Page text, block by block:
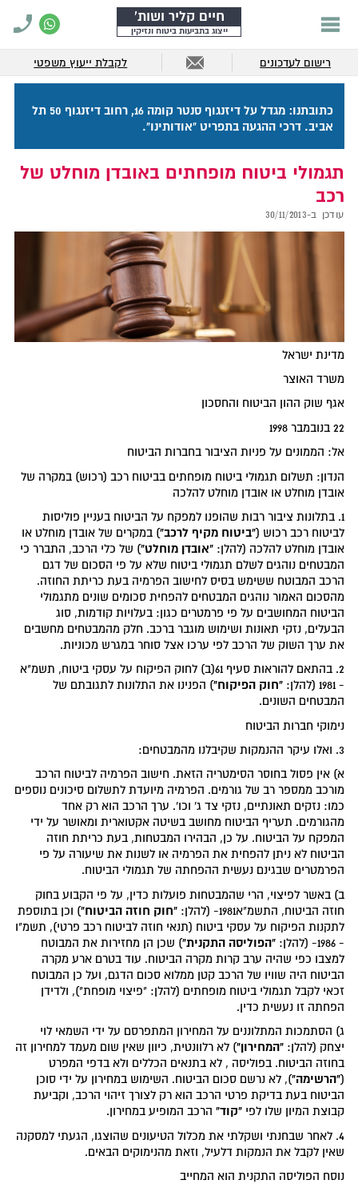
חיים קליר ושות'
ייצוג בתביעות ביטוח ונזיקין
רישום לעדכונים לקבלת ייעוץ משפטי
כתובתנו: מגדל על דיזנגוף סנטר קומה 16, רחוב דיזנגוף 50 תל
אביב. דרכי ההגעה בתפריט "אודותינו".
תגמולי ביטוח מופחתים באובדן מוחלט של
רכב
עודכן ב-30/11/2013
מדינת ישראל
משרד האוצר
אגף שוק ההון הביטוח והחסכון
22 בנובמבר 1998
אל: הממונים על פניות הציבור בחברות הביטוח
הנדון: תשלום תגמולי ביטוח מופחתים בביטוח רכב (רכוש) במקרה של
אובדן מוחלט או אובדן מוחלט להלכה
1. בתלונות ציבור רבות שהופנו למפקח על הביטוח בעניין פוליסות
לביטוח רכב רכוש ("ביטוח מקיף לרכב") במקרים של אובדן מוחלט או
אובדן מוחלט להלכה (להלן:"אובדן מוחלט") של כלי הרכב, התברר כי
המבטחים נוהגים לשלם תגמולי ביטוח שלא על פי הסכום של דגם
הרכב המבוטח ששימש בסיס לחישוב הפרמיה בעת כריתת החוזה.
מהסכום האמור נוהגים המבטחים להפחית סכומים שונים מתגמולי
הביטוח המחושבים על פי פרמטרים כגון: בעלויות קודמות, סוג
הבעלים, נזקי תאונות ושימוש מוגבר ברכב. חלק מהמבטחים מחשבים
את ערך השוק של הרכב לפי ערכו אצל סוחר במגרש מכוניות.
2. בהתאם להוראות סעיף 61(ב) לחוק הפיקוח על עסקי ביטוח, תשמ"א
- 1981 (להלן:
"חוק הפיקוח") הפנינו את התלונות לתגובתם של
המבטחים השונים.
נימוקי חברות הביטוח
3. ואלו עיקר ההנמקות שקיבלנו מהמבטחים:
א) אין פסול בחוסר הסימטריה הזאת. חישוב הפרמיה לביטוח הרכב
מורכב ממספר רב של גורמים. הפרמיה מיועדת לתשלום סיכונים נוספים
כמו: נזקים תאונתיים, נזקי צד ג' וכו'. ערך הרכב הוא רק אחד
מהגורמים. תעריף הביטוח מחושב בשיטה אקטוארית ומאושר על ידי
המפקח על הביטוח. על כן, הבהירו המבטחות, בעת כריתת חוזה
הביטוח לא ניתן להפחית את הפרמיה או לשנות את שיעורה על פי
הפרמטרים שבגינם נעשית ההפחתה של תגמולי הביטוח.
ב) באשר לפיצוי, הרי שהמבטחות פועלות כדין, על פי הקבוע בחוק
חוזה הביטוח, התשמ"א1981- (להלן:
"חוק חוזה הביטוח") וכן בתוספת
לתקנות הפיקוח על עסקי ביטוח (תנאי חוזה לביטוח רכב פרטי), תשמ"ו
- 1986- (להלן:
"הפוליסה התקנית") שכן הן מחזירות את המבוטח
למצבו כפי שהיה ערב קרות מקרה הביטוח. עוד בטרם ארע מקרה
הביטוח היה שוויו של הרכב קטן ממלוא סכום הדגם, ועל כן המבוטח
זכאי לקבל תגמולי ביטוח מופחתים (להלן: "פיצוי מופחת"), ולדידן
הפחתה זו נעשית כדין.
ג) הסתמכות המתלוננים על המחירון המתפרסם על ידי השמאי לוי
יצחק (להלן:"המחירון") לא רלוונטית, כיוון שאין שום מעמד למחירון זה
בחוזה הביטוח. בפוליסה , לא בתנאים הכללים ולא בדפי המפרט
("הרשימה"), לא נרשם סכום הביטוח. השימוש במחירון על ידי סוכן
הביטוח בעת בדיקת פרטי הרכב הוא רק לצורך זיהוי הרכב, וקביעת
קבוצת המיון שלו לפי"קוד" הרכב המופיע במחירון.
4. לאחר שבחנתי ושקלתי את מכלול הטיעונים שהוצגו, הגעתי למסקנה
שאין לקבל את הנמקות דלעיל, וזאת מהנימוקים הבאים.
נוסח הפוליסה התקנית הוא המחייב